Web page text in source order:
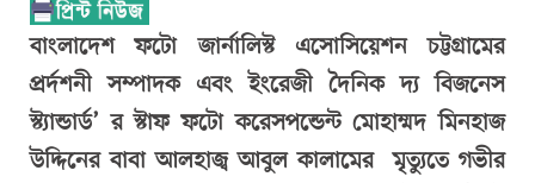
বাংলাদেশ ফটো জার্নালিস্ট এসোসিয়েশন চট্টগ্রামের
প্রর্দশনী সম্পাদক এবং ইংরেজী দৈনিক দ্য বিজনেস
স্ট্যান্ডার্ড’ র স্টাফ ফটো করেসপন্ডেন্ট মোহাম্মদ মিনহাজ
উদ্দিনের বাবা আলহাজ্ব আবুল কালামের মৃত্যুতে গভীর